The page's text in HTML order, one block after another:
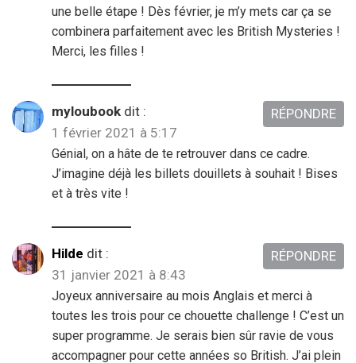
une belle étape ! Dès février, je m’y mets car ça se
combinera parfaitement avec les British Mysteries !
Merci, les filles !
myloubook dit :
1 février 2021 à 5:17
Génial, on a hâte de te retrouver dans ce cadre.
J’imagine déjà les billets douillets à souhait ! Bises
et à très vite !
RÉPONDRE
Hilde dit :
31 janvier 2021 à 8:43
Joyeux anniversaire au mois Anglais et merci à
toutes les trois pour ce chouette challenge ! C’est un
super programme. Je serais bien sûr ravie de vous
accompagner pour cette années so British. J’ai plein
RÉPONDRE